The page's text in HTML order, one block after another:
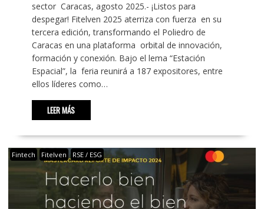
sector Caracas, agosto 2025.- ¡Listos para
despegar! Fitelven 2025 aterriza con fuerza en su
tercera edición, transformando el Poliedro de
Caracas en una plataforma orbital de innovación,
formación y conexión. Bajo el lema “Estación
Espacial”, la feria reunirá a 187 expositores, entre
ellos líderes como…
LEER MÁS
Fintech Fitelven RSE / ESG